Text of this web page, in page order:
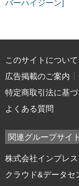
バーハイジーン]
このサイトについて
広告掲載のご案内
特定商取引法に基
よくある質問
関連グループサイト
株式会社インプレス
クラウド&データセ